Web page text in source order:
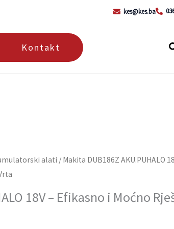
kes@kes.ba
Kontakt
alati / Makita DUB186Z AKU.PUHALO
18V – Efikasno i Moćno